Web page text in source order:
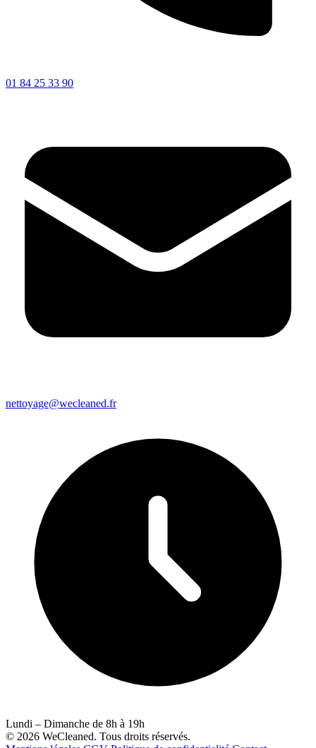
01 84 25 33 90
nettoyage@wecleaned.fr
Lundi – Dimanche de 8h à 19h
© 2026 WeCleaned. Tous droits réservés.